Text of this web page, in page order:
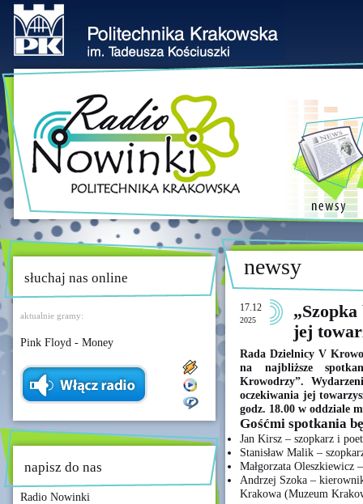
słuchaj nas online
aktualnie gramy:
Pink Floyd - Money
napisz do nas
Radio Nowinki
newsy
17.12
2025
jej
Rada Dzielnicy V
na najbliższe
Krowodrzy”.
oczekiwania jej
godz. 18.00 w oddziale
Gośćmi spotkania
Jan Kirsz – szopkarz i
Stanisław Malik –
Małgorzata Oleszkiewicz
Andrzej Szoka –
Krakowa (Muzeum